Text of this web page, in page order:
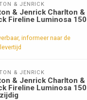
& JENRICK
& Jenrick Charlton &
Fireline Luminosa 150
informeer naar de
& JENRICK
& Jenrick Charlton &
Fireline Luminosa 150